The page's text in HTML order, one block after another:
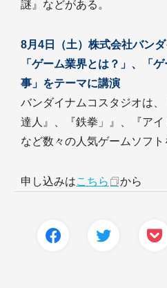
謎』などがある。
8月4日（土）株式会社バン
「ゲーム業界とは？」、「
事」をテーマに講演
バンダイナムコスタジオは
達人』、『鉄拳」』、『ア
など数々の人気ゲームソフト
申し込みはこちら から